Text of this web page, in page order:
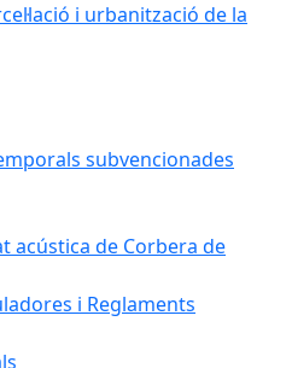
i urbanització de la
subvencionades
acústica de Corbera de
i Reglaments